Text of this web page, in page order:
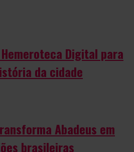
Digital para
da cidade
Abadeus em
brasileiras